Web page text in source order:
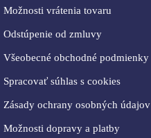
Možnosti vrátenia tovaru
Odstúpenie od zmluvy
Všeobecné obchodné podmienky
Spracovať súhlas s cookies
Zásady ochrany osobných údajov
Možnosti dopravy a platby